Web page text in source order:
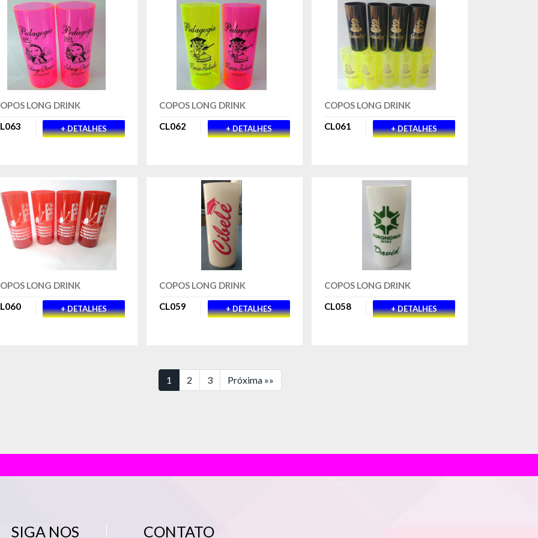
LONG DRINK
+ DETALHES
COPOS LONG DRINK
CL062
+ DETALHES
COPOS LONG DRINK
CL061
+ DETALHES
LONG DRINK
+ DETALHES
COPOS LONG DRINK
CL059
+ DETALHES
COPOS LONG DRINK
CL058
+ DETALHES
1 2 3 Próxima »»
SIGA NOS CONTATO